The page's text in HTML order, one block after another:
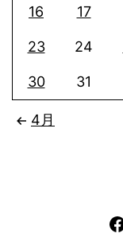
16 17
23 24
30 31
4月